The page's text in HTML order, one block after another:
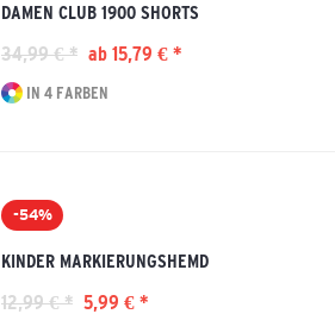
DAMEN CLUB 1900 SHORTS
34,99 € * ab 15,79 € *
IN 4 FARBEN
-54%
KINDER MARKIERUNGSHEMD
12,99 € * 5,99 € *